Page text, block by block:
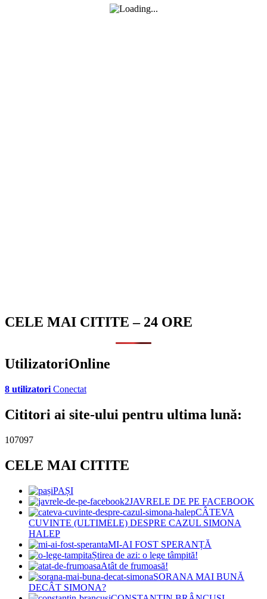
CELE MAI CITITE – 24 ORE
UtilizatoriOnline
8 utilizatori Conectat
Cititori ai site-ului pentru ultima lună:
107097
CELE MAI CITITE
PAȘI
JAVRELE DE PE FACEBOOK
CÂTEVA
CUVINTE (ULTIMELE) DESPRE CAZUL SIMONA
HALEP
MI-AI FOST SPERANȚĂ
Știrea de azi: o lege tâmpită!
Atât de frumoasă!
SORANA MAI BUNĂ
DECÂT SIMONA?